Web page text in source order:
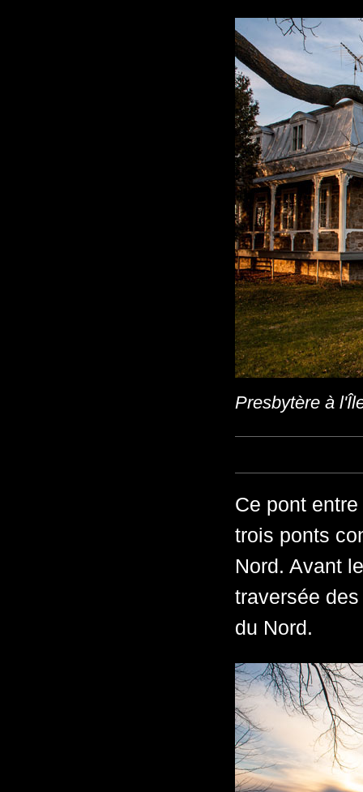
Presbytère à
Ce pont
trois ponts
Nord. Avant
traversée
du Nord.